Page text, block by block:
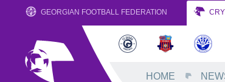
GEORGIAN FOOTBALL FEDERATION
HOME